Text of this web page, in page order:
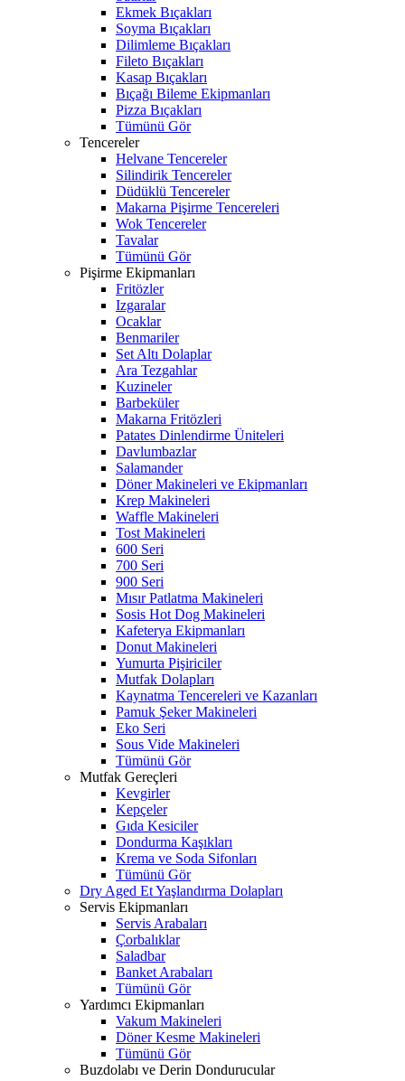
Ekmek Bıçakları
Soyma Bıçakları
Dilimleme Bıçakları
Fileto Bıçakları
Kasap Bıçakları
Bıçağı Bileme Ekipmanları
Pizza Bıçakları
Tümünü Gör
Tencereler
Helvane Tencereler
Silindirik Tencereler
Düdüklü Tencereler
Makarna Pişirme Tencereleri
Wok Tencereler
Tavalar
Tümünü Gör
Pişirme Ekipmanları
Fritözler
Izgaralar
Ocaklar
Benmariler
Set Altı Dolaplar
Ara Tezgahlar
Kuzineler
Barbeküler
Makarna Fritözleri
Patates Dinlendirme Üniteleri
Davlumbazlar
Salamander
Döner Makineleri ve Ekipmanları
Krep Makineleri
Waffle Makineleri
Tost Makineleri
600 Seri
700 Seri
900 Seri
Mısır Patlatma Makineleri
Sosis Hot Dog Makineleri
Kafeterya Ekipmanları
Donut Makineleri
Yumurta Pişiriciler
Mutfak Dolapları
Kaynatma Tencereleri ve Kazanları
Pamuk Şeker Makineleri
Eko Seri
Sous Vide Makineleri
Tümünü Gör
Mutfak Gereçleri
Kevgirler
Kepçeler
Gıda Kesiciler
Dondurma Kaşıkları
Krema ve Soda Sifonları
Tümünü Gör
Dry Aged Et Yaşlandırma Dolapları
Servis Ekipmanları
Servis Arabaları
Çorbalıklar
Saladbar
Banket Arabaları
Tümünü Gör
Yardımcı Ekipmanları
Vakum Makineleri
Döner Kesme Makineleri
Tümünü Gör
Buzdolabı ve Derin Dondurucular